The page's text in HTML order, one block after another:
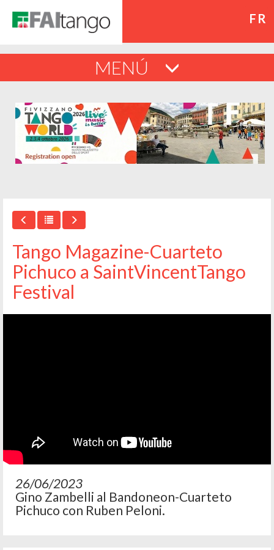
FR
MENÚ
Tango Magazine-Cuarteto
Pichuco a SaintVincentTango
Festival
26/06/2023
Gino Zambelli al Bandoneon-Cuarteto
Pichuco con Ruben Peloni.